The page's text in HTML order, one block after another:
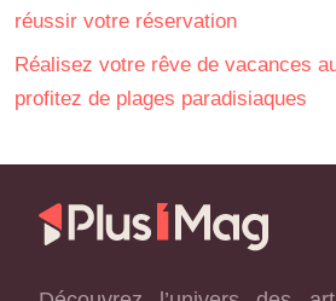
réussir votre réservation
Réalisez votre rêve de vacances
profitez de plages paradisiaques